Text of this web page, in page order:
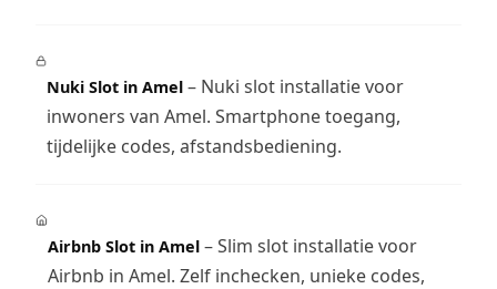
Nuki Slot in Amel– Nuki slot installatie voor
inwoners van Amel. Smartphone toegang,
tijdelijke codes, afstandsbediening.
Airbnb Slot in Amel– Slim slot installatie voor
Airbnb in Amel. Zelf inchecken, unieke codes,